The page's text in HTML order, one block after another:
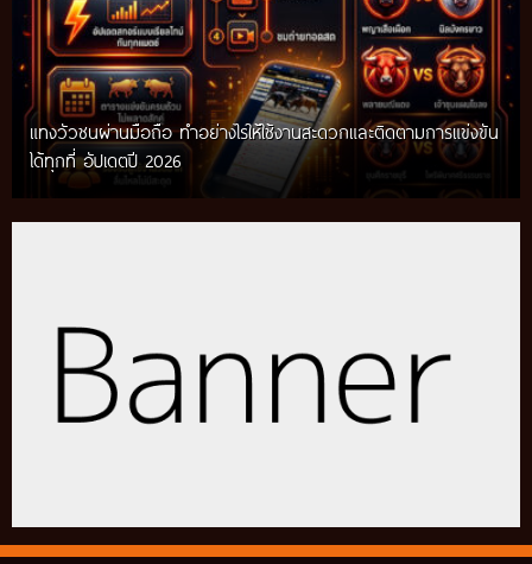
แทงวัวชนผ่านมือถือ ทำอย่างไรให้ใช้งานสะดวกและติดตามการแข่งขัน
ได้ทุกที่ อัปเดตปี 2026